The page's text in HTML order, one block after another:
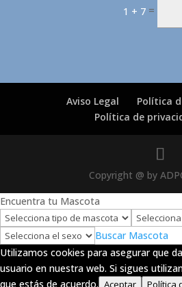
1 + 7 =
Aviso Legal
Política
Política de
Copyright @ by
Encuentra tu Mascota
Buscar Mascota
Utilizamos cookies para asegurar que
usuario en nuestra web. Si sigues
que estás de acuerdo. Aceptar Política